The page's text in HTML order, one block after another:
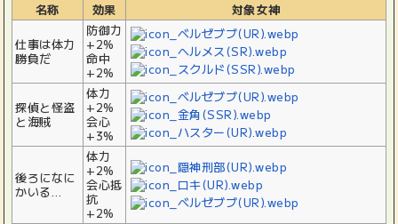
名称 効果 対象女神
仕事は体力
勝負だ
防御力
+2%
命中
+2%
探偵と怪盗
と海賊
体力
+2%
会心
+3%
後ろになに
かいる…
体力
+2%
会心抵
抗
+2%